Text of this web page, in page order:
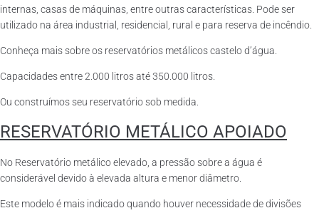
internas, casas de máquinas, entre outras características. Pode ser
utilizado na área industrial, residencial, rural e para reserva de incêndio.
Conheça mais sobre os reservatórios metálicos castelo d’água.
Capacidades entre 2.000 litros até 350.000 litros.
Ou construímos seu reservatório sob medida.
RESERVATÓRIO METÁLICO APOIADO
No Reservatório metálico elevado, a pressão sobre a água é
considerável devido à elevada altura e menor diâmetro.
Este modelo é mais indicado quando houver necessidade de divisões